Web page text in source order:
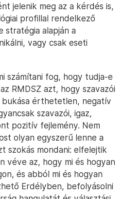
jelenik meg az a kérdés is,
profillal rendelkező
stratégia alapján a
vagy csak eseti
számítani fog, hogy tudja-e
RMDSZ azt, hogy szavazói
bukása érthetetlen, negatív
szavazói, igaz,
pozitív fejlemény. Nem
olyan egyszerű lenne a
szokás mondani: elfelejtik
véve az, hogy mi és hogyan
és abból mi és hogyan
Erdélyben, befolyásolni